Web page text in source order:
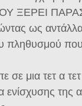
ΞΕΡΕΙ
ως
πληθυσμού
σε μια τετ α
ενίσχυσης της